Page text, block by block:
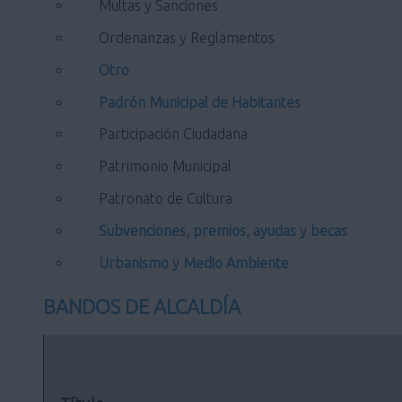
Multas y Sanciones
Ordenanzas y Reglamentos
Otro
Padrón Municipal de Habitantes
Participación Ciudadana
Patrimonio Municipal
Patronato de Cultura
Subvenciones, premios, ayudas y becas
Urbanismo y Medio Ambiente
BANDOS DE ALCALDÍA